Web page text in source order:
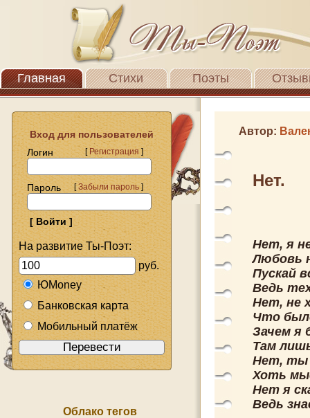
Главная Стихи Поэты
Вход для пользователей
Логин
[Регистрация]
Пароль [Забыли пароль]
На развитие Ты-Поэт:
руб.
ЮMoney
Банковская карта
Мобильный платёж
Облако тегов
Автор:
Нет.
Нет, я
Любовь
Пускай
Ведь
Нет, не
Что
Зачем я
Там
Нет, ты
Хоть
Нет я
Ведь